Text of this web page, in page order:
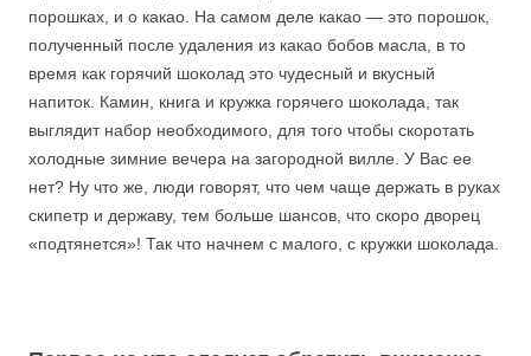
порошках, и о какао. На самом деле какао — это порошок,
полученный после удаления из какао бобов масла, в то
время как горячий шоколад это чудесный и вкусный
напиток. Камин, книга и кружка горячего шоколада, так
выглядит набор необходимого, для того чтобы скоротать
холодные зимние вечера на загородной вилле. У Вас ее
нет? Ну что же, люди говорят, что чем чаще держать в руках
скипетр и державу, тем больше шансов, что скоро дворец
«подтянется»! Так что начнем с малого, с кружки шоколада.